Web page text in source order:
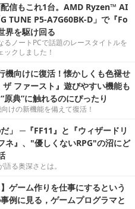
信もこれ1台。AMD Ryzen™ AI
TUNE P5-A7G60BK-D」で『Fo
界を駆け回る
るノートPCで話題のレースタイトルを
クしました！
機向けに復活！懐かしくも色褪せ
ファースト』遊びやすい機能も
典”に触れるのにぴったり
けの新機能を備えて復活！
」 ─『FF11』と『ウィザードリ
ネ』、"優しくないRPG"の沼にど
る奥深さとは。
ゲーム作りを仕事にするという
例に見る，ゲームプログラマと